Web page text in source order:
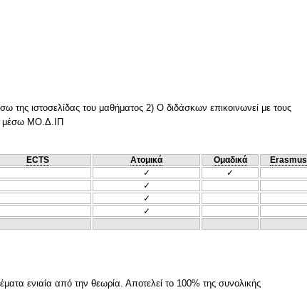
της ιστοσελίδας του μαθήματος 2) Ο διδάσκων επικοινωνεί με τους
μέσω ΜΟ.Δ.ΙΠ
ECTS Ατομικά Ομαδικά
Erasmus
✓
✓
✓
✓
✓
ενιαία από την θεωρία. Αποτελεί το 100% της συνολικής